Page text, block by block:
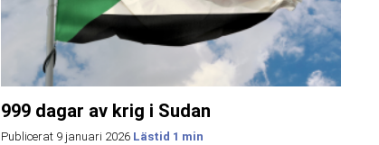
999 dagar av krig i Sudan
Publicerat 9 januari 2026